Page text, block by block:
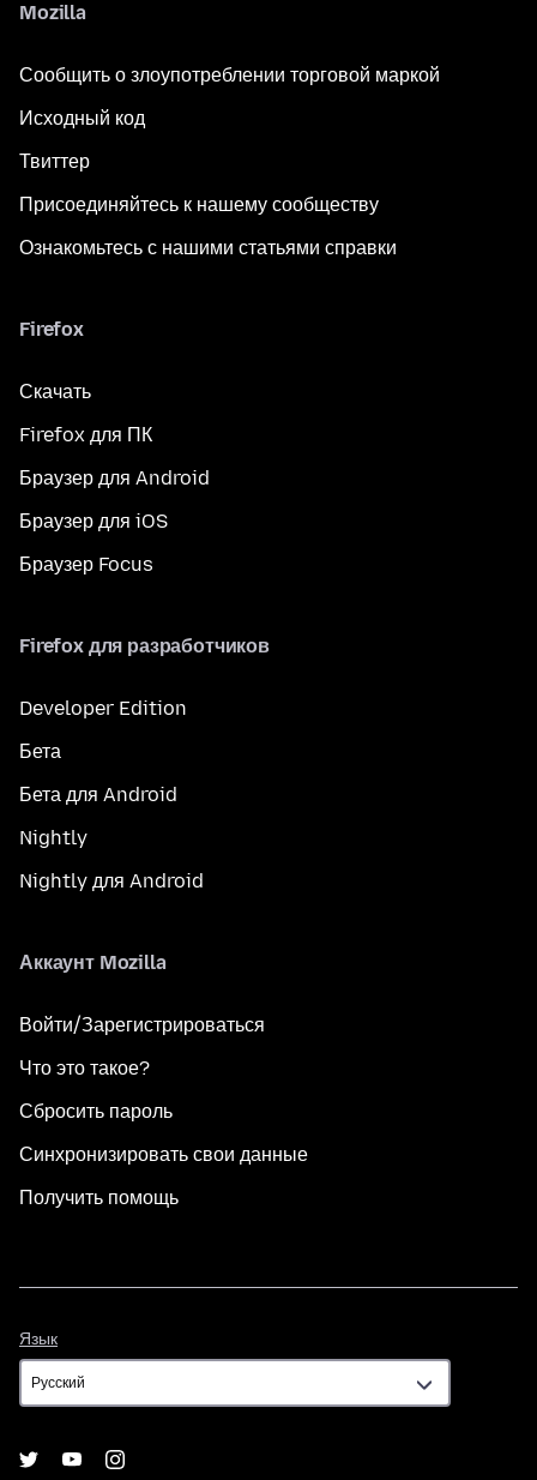
Mozilla
Сообщить о злоупотреблении торговой маркой
Исходный код
Твиттер
Присоединяйтесь к нашему сообществу
Ознакомьтесь с нашими статьями справки
Firefox
Скачать
Firefox для ПК
Браузер для Android
Браузер для iOS
Браузер Focus
Firefox для разработчиков
Developer Edition
Бета
Бета для Android
Nightly
Nightly для Android
Аккаунт Mozilla
Войти/Зарегистрироваться
Что это такое?
Сбросить пароль
Синхронизировать свои данные
Получить помощь
Язык